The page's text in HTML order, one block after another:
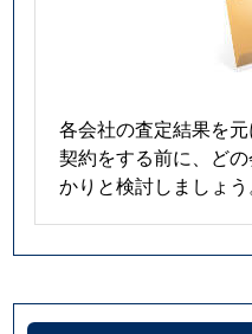
各会社の査定結果を元
契約をする前に、ど
かりと検討しましょう